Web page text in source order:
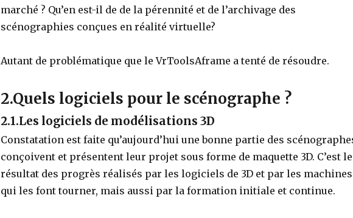
marché ? Qu’en est-il de de la pérennité et de l’archivage des
scénographies conçues en réalité virtuelle?
Autant de problématique que le VrToolsAframe a tenté de résoudre.
2.Quels logiciels pour le scénographe ?
2.1.Les logiciels de modélisations 3D
Constatation est faite qu’aujourd’hui une bonne partie des
conçoivent et présentent leur projet sous forme de maquette 3D. C’est le
résultat des progrès réalisés par les logiciels de 3D et par les machines
qui les font tourner, mais aussi par la formation initiale et continue.